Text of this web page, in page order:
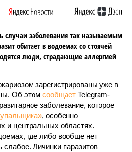
случаи заболевания так называемым
обитает в водоемах со стоячей
люди, страдающие аллергией
зарегистрированы уже в
Об этом сообщает Telegram-
заболевание, которое
, особенно
и центральных областях.
где либо вообще нет
слабое. Личинки паразитов